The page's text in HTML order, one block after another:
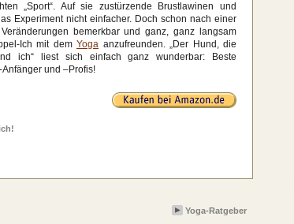
„Sport“. Auf sie zustürzende Brustlawinen und
Experiment nicht einfacher. Doch schon nach einer
bemerkbar und ganz, ganz langsam
Ich mit dem Yoga anzufreunden. „Der Hund, die
ich“ liest sich einfach ganz wunderbar: Beste
und –Profis!
Yoga-Ratgeber